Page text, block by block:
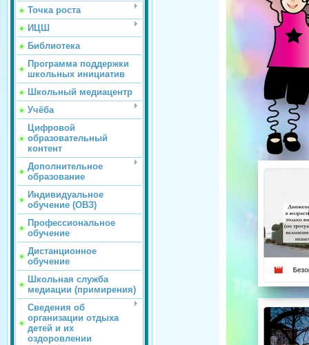
Точка роста
ИЦШ
Библиотека
Программа поддержки
школьных инициатив
Школьный медиацентр
Учёба
Цифровой
образовательный
контент
Дополнительное
образование
Индивидуальное
обучение (ОВЗ)
Профессиональное
обучение
Дистанционное
обучение
Школьная служба
медиации (примирения)
Сведения об
организации отдыха
детей и их
оздоровлении